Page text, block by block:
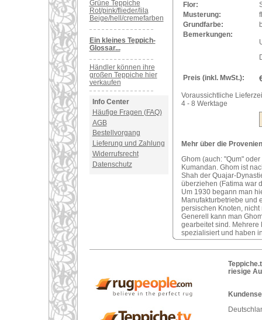
Grüne Teppiche
Rot/pink/flieder/lila
Beige/hell/cremefarben
Ein kleines Teppich-
Glossar...
Händler können ihre
großen Teppiche hier
verkaufen
Info Center
Häufige Fragen (FAQ)
AGB
Bestellvorgang
Lieferung und Zahlung
Widerrufsrecht
Datenschutz
Flor:
Musterung:
Grundfarbe:
Bemerkungen:
Preis (inkl. MwSt.):
Voraussichtliche
4 - 8 Werktage
Mehr über die
Ghom (auch: "Qum"
Kumandan. Ghom ist
Shah der Quajar-
überziehen (Fatima war
Um 1930 begann man
Manufakturbetriebe und
persischen Knoten,
Generell kann man
gearbeitet sind.
spezialisiert und haben
riesige